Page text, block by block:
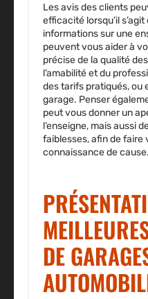
Les avis des clients
efficacité lorsqu’il
informations sur une
peuvent vous aider à
précise de la qualité
l’amabilité et du
des tarifs pratiqués, ou
garage. Penser
peut vous donner un
l’enseigne, mais aussi
faiblesses, afin de
connaissance de cause.
DE